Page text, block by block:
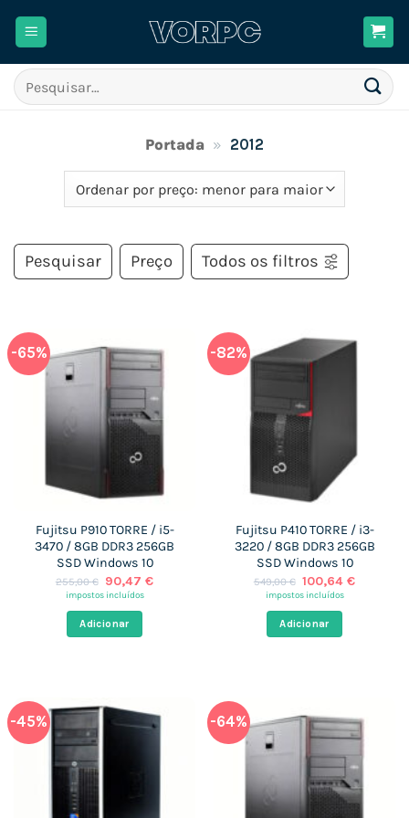
Pesquisar
por:
Portada » 2012
Pesquisar Preço Todos os filtros
-65%
Fujitsu P910 TORRE / i5-
3470 / 8GB DDR3 256GB
SSD Windows 10
255,00€ O
preço
era:
255,00 €.
90,47€O
impostos incluídos
Adicionar
-82%
Fujitsu P410 TORRE / i3-
3220 / 8GB DDR3 256GB
SSD Windows 10
549,00€ O
preço
era:
549,00 €.
100,64€O
impostos incluídos
Adicionar
-45% -64%